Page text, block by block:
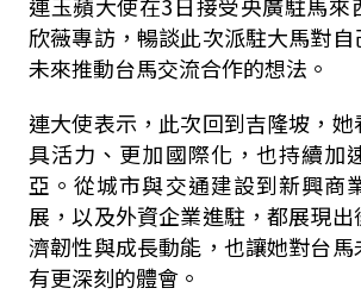
欣薇專訪，暢談此次派駐大馬對
未來推動台馬交流合作的想法。
連大使表示，此次回到吉隆坡，
具活力、更加國際化，也持續加
亞。從城市與交通建設到新興商
展，以及外資企業進駐，都展現
濟韌性與成長動能，也讓她對台
有更深刻的體會。